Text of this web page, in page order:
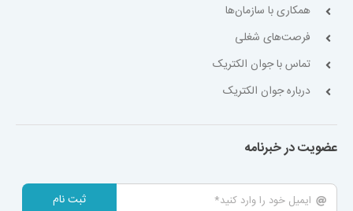
همکاری با سازمان‌ها
فرصت‌های شغلی
تماس با جوان الکتریک
درباره جوان الکتریک
عضویت در خبرنامه
ثبت نام